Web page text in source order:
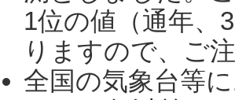
1位の値（通年、
りますので、ご
全国の気象台等